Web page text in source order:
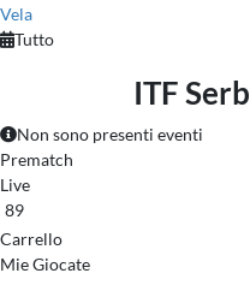
Vela
Tutto
ITF
Non sono presenti eventi
Prematch
Live
89
Carrello
Mie Giocate